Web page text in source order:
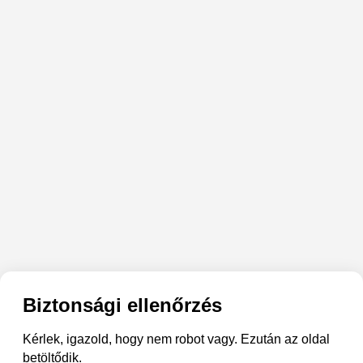
Biztonsági ellenőrzés
Kérlek, igazold, hogy nem robot vagy. Ezután az oldal
betöltődik.